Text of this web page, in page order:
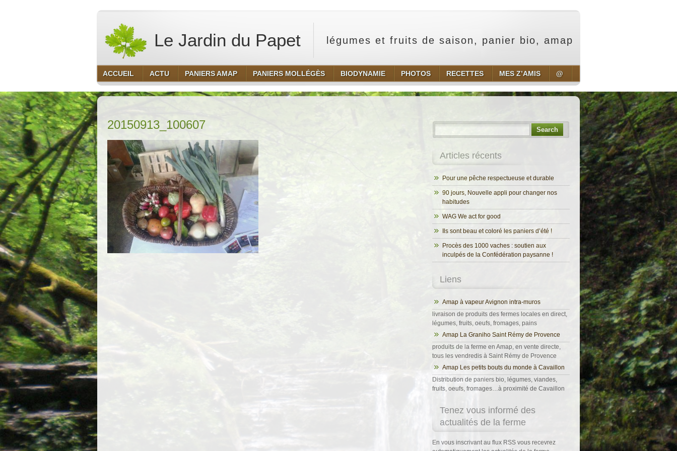
Le Jardin du Papet légumes et fruits de saison, panier bio, amap
ACCUEIL ACTU PANIERS AMAP PANIERS MOLLÉGÈS BIODYNAMIE PHOTOS RECETTES MES Z’AMIS @
20150913_100607 Search
Articles récents
Pour une pêche respectueuse et durable
90 jours, Nouvelle appli pour changer nos
habitudes
WAG We act for good
Ils sont beau et coloré les paniers d’été !
Procès des 1000 vaches : soutien aux
inculpés de la Confédération paysanne !
Liens
Amap à vapeur Avignon intra-muros
livraison de produits des fermes locales en direct,
légumes, fruits, oeufs, fromages, pains
Amap La Graniho Saint Rémy de Provence
produits de la ferme en Amap, en vente directe,
tous les vendredis à Saint Rémy de Provence
Amap Les petits bouts du monde à Cavaillon
Distribution de paniers bio, légumes, viandes,
fruits, oeufs, fromages…à proximité de Cavaillon
Tenez vous informé des
actualités de la ferme
En vous inscrivant au flux RSS vous recevrez